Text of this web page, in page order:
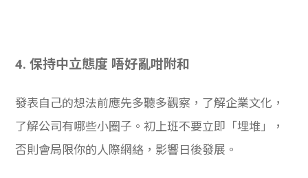
4.保持中立態度 唔好亂咁附和
發表自己的想法前應先多聽多觀察，了解企業文化，
了解公司有哪些小圈子。初上班不要立即「埋堆」，
否則會局限你的人際網絡，影響日後發展。